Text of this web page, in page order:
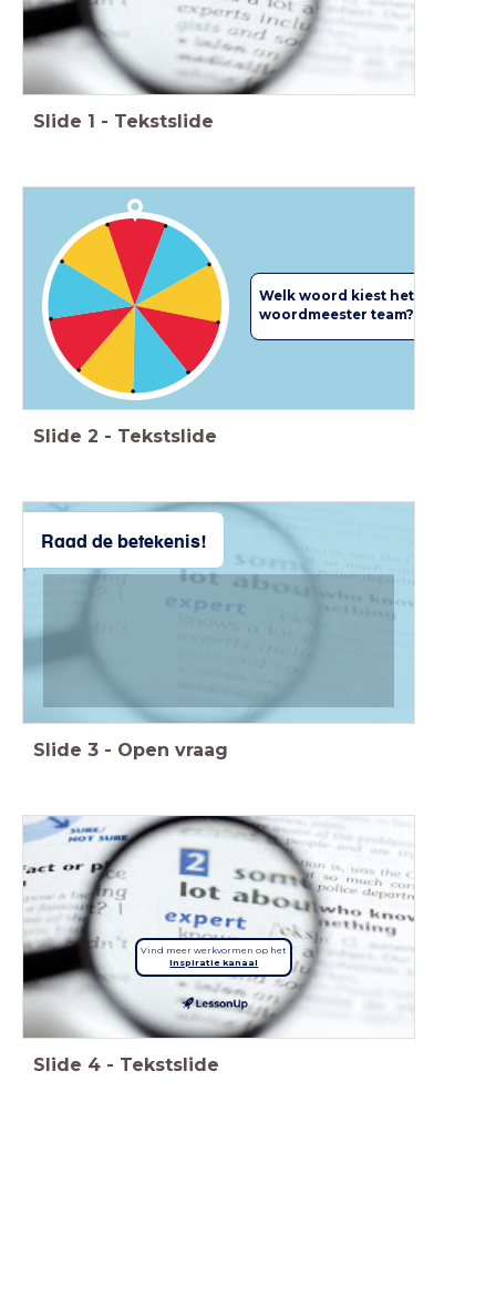
Slide 1 - Tekstslide
Welk woord kiest het
woordmeester team?
Slide 2 - Tekstslide
Raad de betekenis!
Slide 3 - Open vraag
Vind meer werkvormen op het
Inspiratie kanaal
Slide 4 - Tekstslide